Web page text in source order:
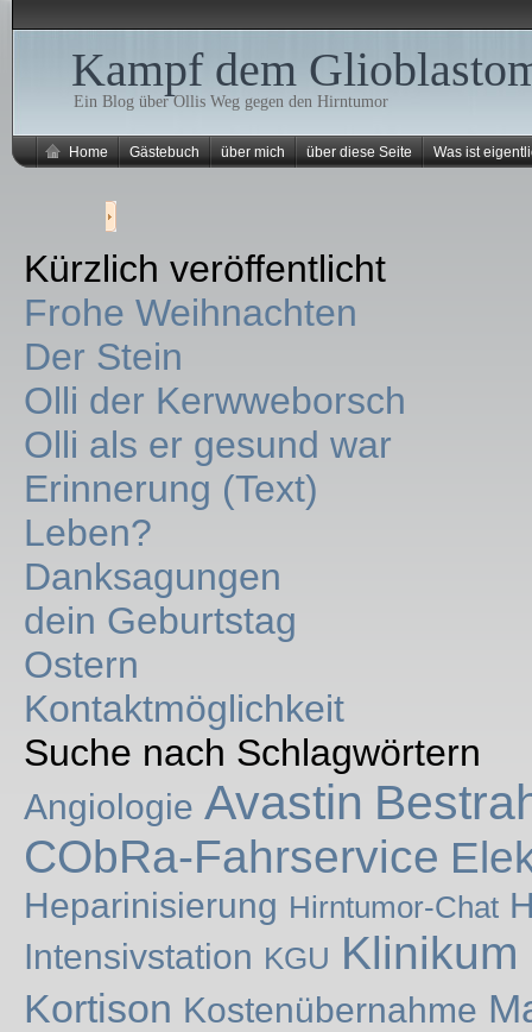
Kampf dem
Ein Blog über Ollis Weg gegen den Hirntumor
Home Gästebuch über mich über diese Seite Was ist
Kürzlich veröffentlicht
Frohe Weihnachten
Der Stein
Olli der Kerwweborsch
Olli als er gesund war
Erinnerung (Text)
Leben?
Danksagungen
dein Geburtstag
Ostern
Kontaktmöglichkeit
Suche nach Schlagwörtern
Angiologie Avastin
CObRa-Fahrservice
Heparinisierung Hirntumor-Chat
Intensivstation KGU
Kortison Kostenübernahme